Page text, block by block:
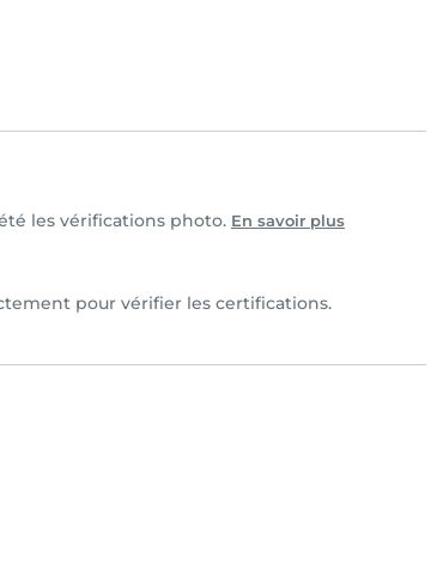
les vérifications photo. En savoir plus
pour vérifier les certifications.